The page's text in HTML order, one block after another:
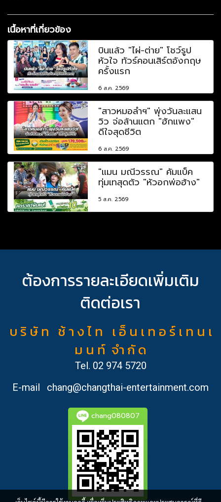
เนื้อหาที่เกี่ยวข้อง
บินแล้ว "ไผ่-ต่าย" โชว์รูป
หัวใจ ทัวร์คอนเสิร์ตอังกฤษ
ครั้งแรก
6 ส.ค. 2569
"สาวหมอลำฯ" พุ่งวันละแสน
วิว จ่อล้านแตก "ฮักแพง"
ดีใจสุดชีวิต
6 ส.ค. 2569
"แมน มณีวรรณ" คัมแบ็ค
ทุ่มเทสุดตัว "หัวอกพ่อฮ้าง"
5 ส.ค. 2569
ต้องการรายละเอียดเพิ่มเติม
ติดต่อเรา
บ ริ ษั ท ช้ า ง ไ ท เ อ็ น เ ท อ ร์ เ ท น เ
ม น ท์ จำ กั ด
Tel. 02 974 5720
E-mail
chang@changthai-entertainment.com
chang080807